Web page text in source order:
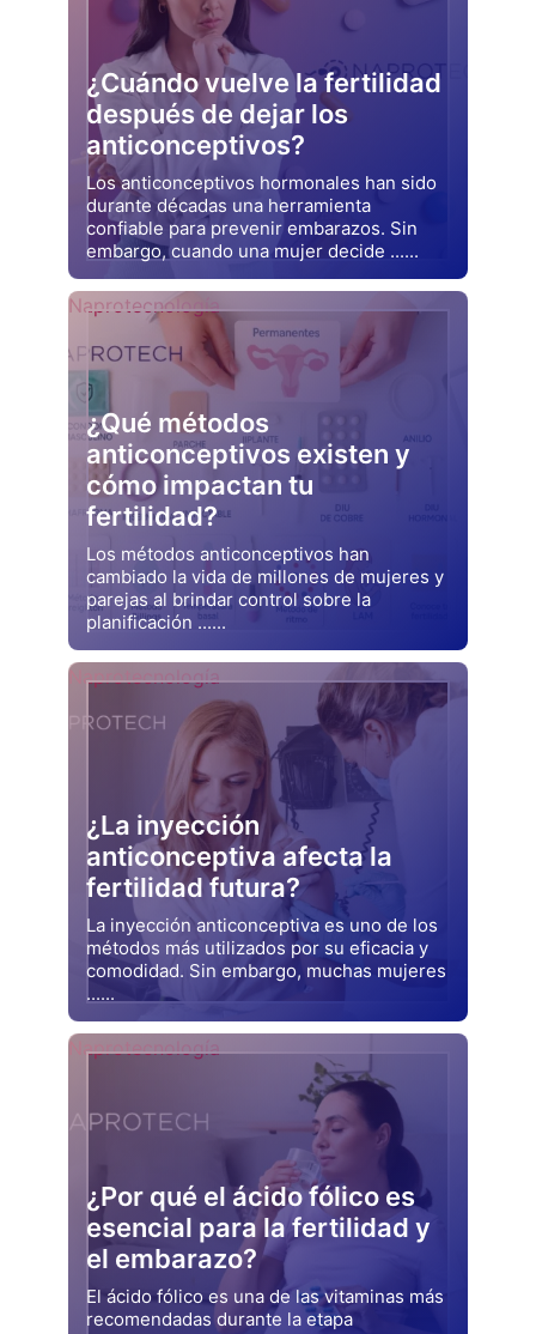
¿Cuándo vuelve la fertilidad
después de dejar los
anticonceptivos?
Los anticonceptivos hormonales han sido
durante décadas una herramienta
confiable para prevenir embarazos. Sin
embargo, cuando una mujer decide ......
Drjluquerna
¿Qué métodos
anticonceptivos existen y
cómo impactan tu
fertilidad?
Los métodos anticonceptivos han
cambiado la vida de millones de mujeres y
parejas al brindar control sobre la
planificación ......
Drjluquerna
Naprotecnología
¿La inyección
anticonceptiva afecta la
fertilidad futura?
La inyección anticonceptiva es uno de los
métodos más utilizados por su eficacia y
comodidad. Sin embargo, muchas mujeres
......
Drjluquerna
Naprotecnología
¿Por qué el ácido fólico es
esencial para la fertilidad y
el embarazo?
El ácido fólico es una de las vitaminas más
recomendadas durante la etapa
Naprotecnología